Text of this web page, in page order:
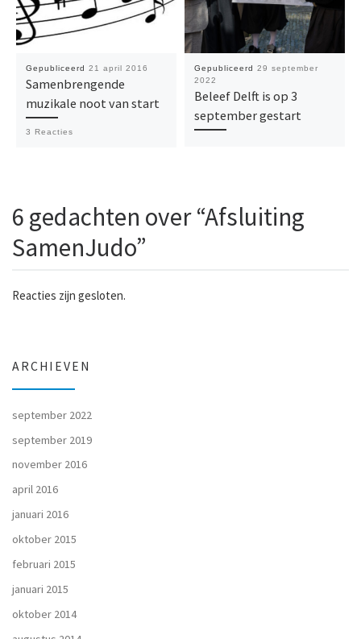
Gepubliceerd 21 april 2016
Samenbrengende
muzikale noot van start
3 Reacties
Gepubliceerd 29 september
2022
Beleef Delft is op 3
september gestart
6 gedachten over “Afsluiting
SamenJudo”
Reacties zijn gesloten.
ARCHIEVEN
september 2022
september 2019
november 2016
april 2016
januari 2016
oktober 2015
februari 2015
januari 2015
oktober 2014